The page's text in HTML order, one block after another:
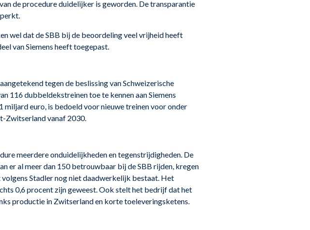
de procedure duidelijker is geworden. De transparantie
wel dat de SBB bij de beoordeling veel vrijheid heeft
van Siemens heeft toegepast.
aangetekend tegen de beslissing van Schweizerische
116 dubbeldekstreinen toe te kennen aan Siemens
miljard euro, is bedoeld voor nieuwe treinen voor onder
Zwitserland vanaf 2030.
meerdere onduidelijkheden en tegenstrijdigheden. De
er al meer dan 150 betrouwbaar bij de SBB rijden, kregen
Stadler nog niet daadwerkelijk bestaat. Het
0,6 procent zijn geweest. Ook stelt het bedrijf dat het
productie in Zwitserland en korte toeleveringsketens.